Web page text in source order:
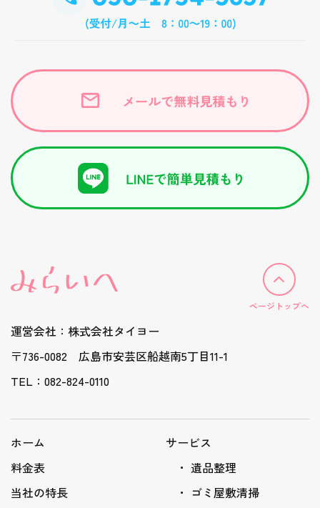
ページトップへ
運営会社：株式会社タイヨー
〒736-0082 広島市安芸区船越南5丁目11-1
TEL：082-824-0110
ホーム
料金表
当社の特長
サービス
遺品整理
ゴミ屋敷清掃